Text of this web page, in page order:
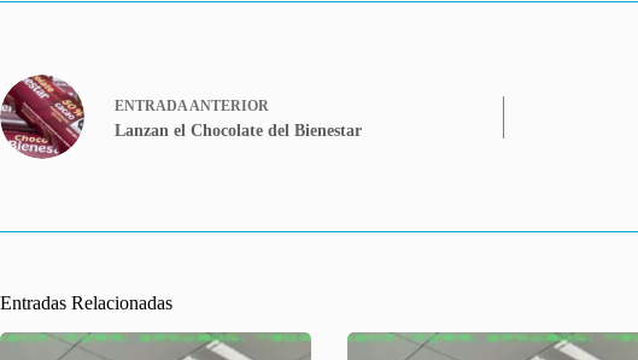
ENTRADA ANTERIOR
Lanzan el Chocolate del Bienestar
Entradas Relacionadas